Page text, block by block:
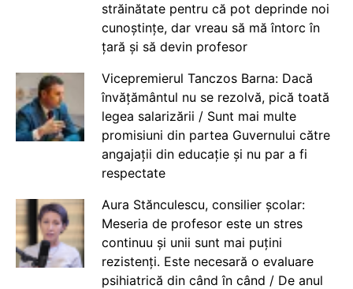
străinătate pentru că pot deprinde noi
cunoștințe, dar vreau să mă întorc în
țară și să devin profesor
Vicepremierul Tanczos Barna: Dacă
învățământul nu se rezolvă, pică toată
legea salarizării / Sunt mai multe
promisiuni din partea Guvernului către
angajații din educație și nu par a fi
respectate
Aura Stănculescu, consilier școlar:
Meseria de profesor este un stres
continuu și unii sunt mai puțini
rezistenți. Este necesară o evaluare
psihiatrică din când în când / De anul